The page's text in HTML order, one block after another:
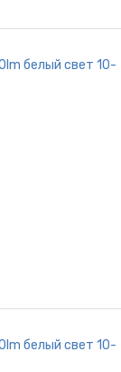
белый свет 10-
белый свет 10-